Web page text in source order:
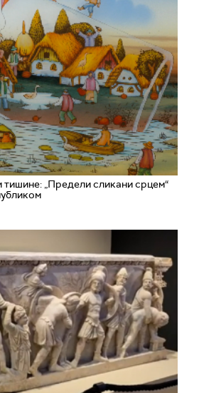
тишине: „Предели сликани срцем“